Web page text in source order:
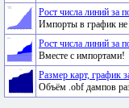
Рост числа линий за
Импорты в график
Рост числа линий за
Вместе с импортами!
Размер карт, график
Объём .obf дампов